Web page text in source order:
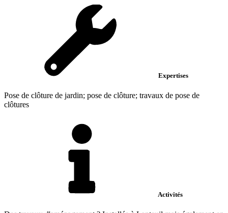
Expertises
Pose de clôture de jardin; pose de clôture; travaux de pose de
clôtures
Activités